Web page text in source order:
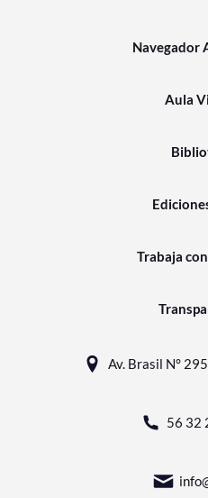
Navegador
Aula
Trabaja
Av. Brasil N°
56 32